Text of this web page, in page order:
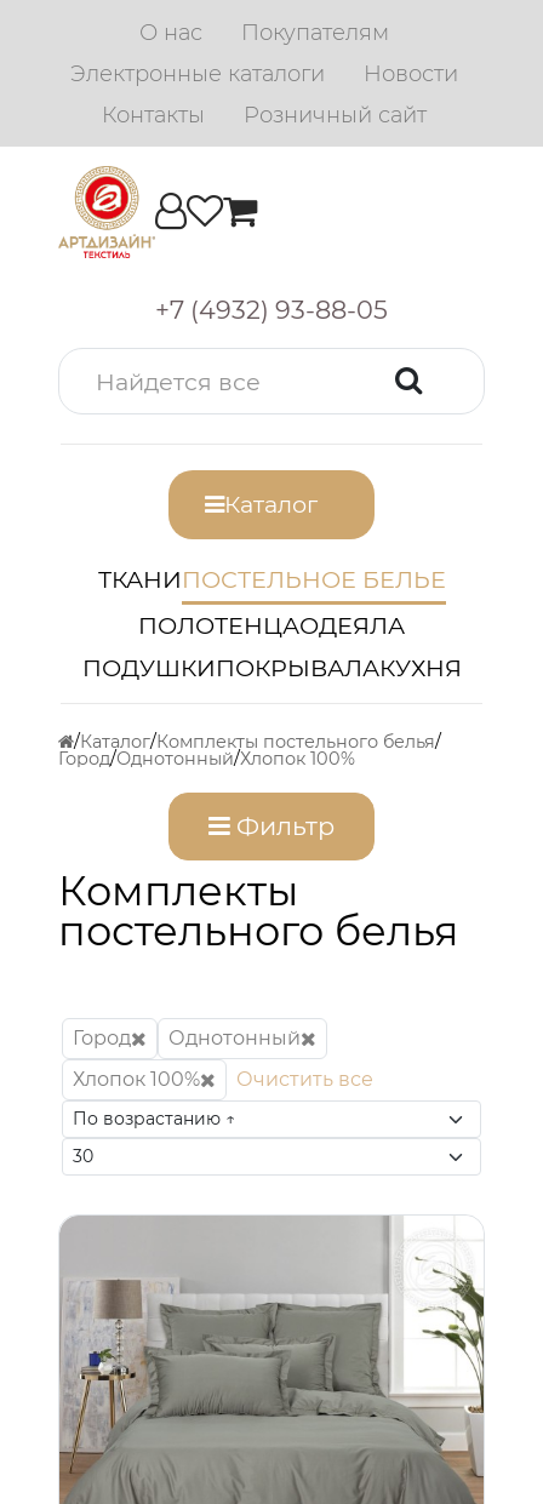
О нас
Покупателям
Электронные каталоги
Новости
Контакты
Розничный сайт
+7 (4932) 93-88-05
Каталог
ТКАНИПОСТЕЛЬНОЕ БЕЛЬЕ
ПОЛОТЕНЦАОДЕЯЛА
ПОДУШКИПОКРЫВАЛАКУХНЯ
Каталог Комплекты постельного белья
Город Однотонный Хлопок 100%
Фильтр
Комплекты
постельного белья
Город
Однотонный
Хлопок 100%
Очистить все